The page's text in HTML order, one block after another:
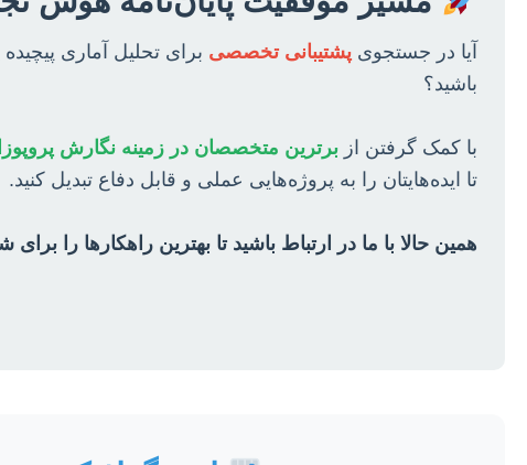
آیا در جستجوی پشتیبانی تخصصی برای تحلیل آماری
باشید؟
با کمک گرفتن از برترین متخصصان در زمینه نگارش
تا ایده‌هایتان را به پروژه‌هایی عملی و قابل دفاع تبدیل کنید.
همین حالا با ما در ارتباط باشید تا بهترین راهکارها را برای